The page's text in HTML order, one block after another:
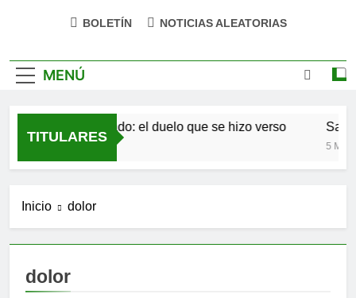
BOLETÍN NOTICIAS ALEATORIAS
MENÚ
TITULARES
Antonio Machado: el duelo que se hizo verso San
5
Inicio dolor
dolor